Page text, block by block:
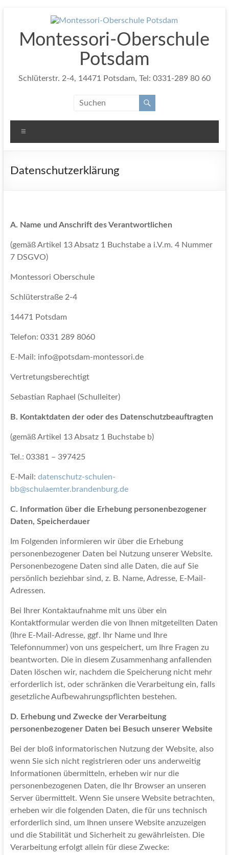
springenMontessori-Oberschule
Potsdam
Schlüterstr. 2-4, 14471 Potsdam, Tel: 0331-289 80 60
Datenschutzerklärung
A. Name und Anschrift des Verantwortlichen
(gemäß Artikel 13 Absatz 1 Buchstabe a i.V.m. 4 Nummer
7 DSGVO)
Montessori Oberschule
Schlüterstraße 2-4
14471 Potsdam
Telefon: 0331 289 8060
E-Mail: info@potsdam-montessori.de
Vertretungsberechtigt
Sebastian Raphael (Schulleiter)
B. Kontaktdaten der oder des Datenschutzbeauftragten
(gemäß Artikel 13 Absatz 1 Buchstabe b)
Tel.: 03381 – 397425
E-Mail: datenschutz-schulen-
bb@schulaemter.brandenburg.de
C. Information über die Erhebung personenbezogener
Daten, Speicherdauer
Im Folgenden informieren wir über die Erhebung
personenbezogener Daten bei Nutzung unserer Website.
Personenbezogene Daten sind alle Daten, die auf Sie
persönlich beziehbar sind, z. B. Name, Adresse, E-Mail-
Adressen.
Bei Ihrer Kontaktaufnahme mit uns über ein
Kontaktformular werden die von Ihnen mitgeteilten Daten
(Ihre E-Mail-Adresse, ggf. Ihr Name und Ihre
Telefonnummer) von uns gespeichert, um Ihre Fragen zu
beantworten. Die in diesem Zusammenhang anfallenden
Daten löschen wir, nachdem die Speicherung nicht mehr
erforderlich ist, oder schränken die Verarbeitung ein, falls
gesetzliche Aufbewahrungspflichten bestehen.
D. Erhebung und Zwecke der Verarbeitung
personenbezogener Daten bei Besuch unserer Website
Bei der bloß informatorischen Nutzung der Website, also
wenn Sie sich nicht registrieren oder uns anderweitig
Informationen übermitteln, erheben wir nur die
personenbezogenen Daten, die Ihr Browser an unseren
Server übermittelt. Wenn Sie unsere Website betrachten,
erheben wir die folgenden Daten, die für uns technisch
erforderlich sind, um Ihnen unsere Website anzuzeigen
und die Stabilität und Sicherheit zu gewährleisten. Die
Verarbeitung erfolgt allein für diese Zwecke: